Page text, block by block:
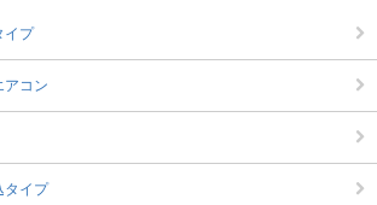
イプ
アコン
タイプ